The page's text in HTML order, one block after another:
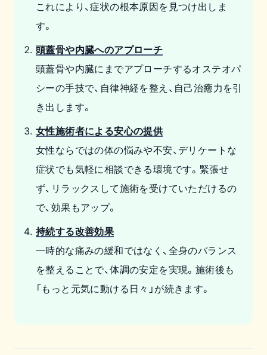
これにより、症状の根本原因を見つけ出しま
す。
頭蓋骨や内臓へのアプローチ
頭蓋骨や内臓にまでアプローチするオステオパ
シーの手技で、自律神経を整え、自己治癒力を引
き出します。
女性施術者による安心の提供
女性ならではの体の悩みや不安、デリケートな
症状でも気軽に相談できる環境です。緊張せ
ず、リラックスして施術を受けていただけるの
で、効果もアップ。
持続する改善効果
一時的な痛みの緩和ではなく、全身のバランス
を整えることで、体調の安定を実現。施術後も
「もっと元気に動ける日々」が続きます。